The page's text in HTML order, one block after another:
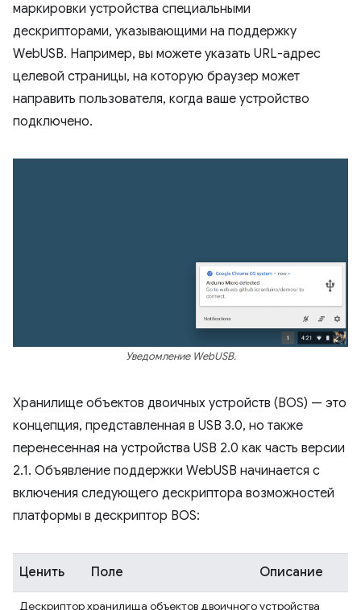
маркировки устройства специальными
дескрипторами, указывающими на поддержку
WebUSB. Например, вы можете указать URL-адрес
целевой страницы, на которую браузер может
направить пользователя, когда ваше устройство
подключено.
Уведомление WebUSB.
Хранилище объектов двоичных устройств (BOS) — это
концепция, представленная в USB 3.0, но также
перенесенная на устройства USB 2.0 как часть версии
2.1. Объявление поддержки WebUSB начинается с
включения следующего дескриптора возможностей
платформы в дескриптор BOS:
Ценить Поле Описание
Дескриптор хранилища объектов двоичного устройства